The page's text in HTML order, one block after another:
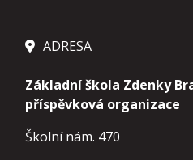
ADRESA
Základní škola Zdenky
příspěvková organizace
Školní nám. 470